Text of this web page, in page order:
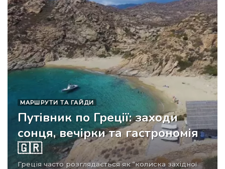
МАРШРУТИ ТА ГАЙДИ
Путівник по Греції: заходи
сонця, вечірки та гастрономія
🇬🇷
Греція часто розглядається як “колиска західної